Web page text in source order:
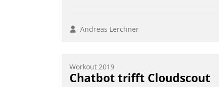
Andreas Lerchner
Workout 2019
Chatbot trifft Cloudscout